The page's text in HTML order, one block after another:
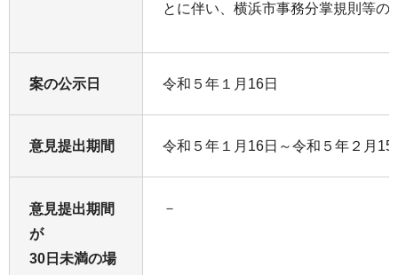
とに伴い、横浜市事務分掌規則等の
案の公示日 令和５年１月16日
意見提出期間 令和５年１月16日～令和５年２月15
意見提出期間
が
30日未満の場
－